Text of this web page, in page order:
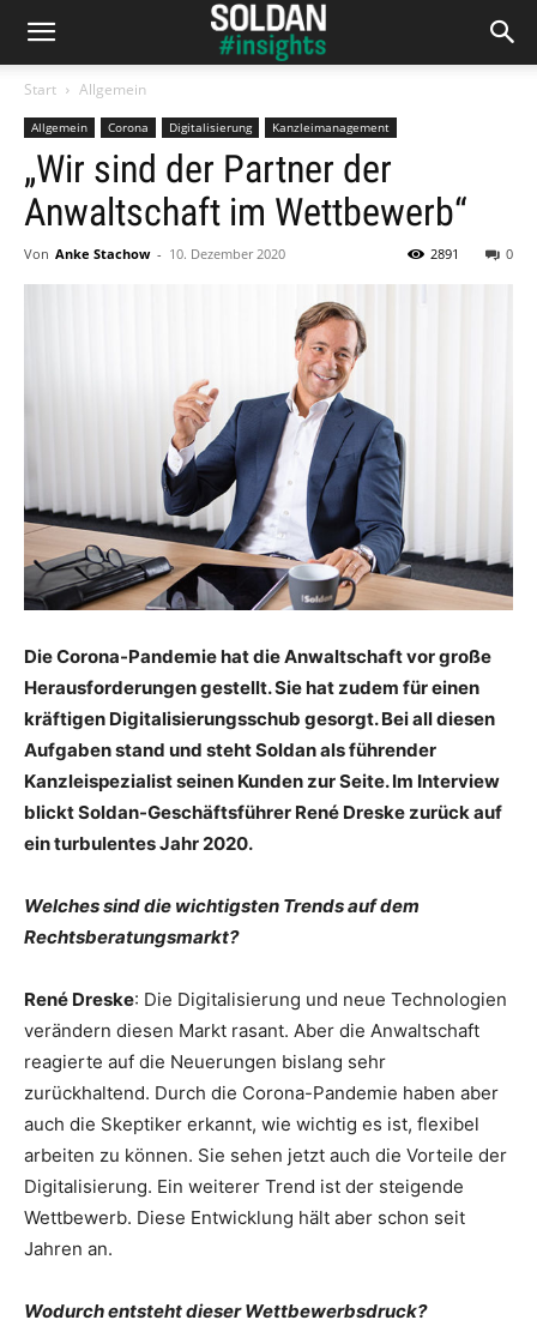
Start Allgemein
Allgemein Corona Digitalisierung Kanzleimanagement
„Wir sind der Partner der
Anwaltschaft im Wettbewerb“
Von Anke Stachow - 10. Dezember 2020 0
2891
Die Corona-Pandemie hat die Anwaltschaft vor große
Herausforderungen gestellt. Sie hat zudem für einen
kräftigen Digitalisierungsschub gesorgt. Bei all diesen
Aufgaben stand und steht Soldan als führender
Kanzleispezialist seinen Kunden zur Seite. Im Interview
blickt Soldan-Geschäftsführer René Dreske zurück auf
ein turbulentes Jahr 2020.
Welches sind die wichtigsten Trends auf dem
Rechtsberatungsmarkt?
René Dreske: Die Digitalisierung und neue Technologien
verändern diesen Markt rasant. Aber die Anwaltschaft
reagierte auf die Neuerungen bislang sehr
zurückhaltend. Durch die Corona-Pandemie haben aber
auch die Skeptiker erkannt, wie wichtig es ist, flexibel
arbeiten zu können. Sie sehen jetzt auch die Vorteile der
Digitalisierung. Ein weiterer Trend ist der steigende
Wettbewerb. Diese Entwicklung hält aber schon seit
Jahren an.
Wodurch entsteht dieser Wettbewerbsdruck?